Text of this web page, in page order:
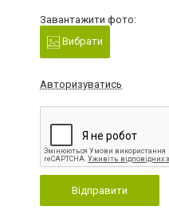
Завантажити фото:
Вибрати
Авторизуватись
Відправити